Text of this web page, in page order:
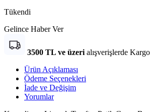
Tükendi
Gelince Haber Ver
3500 TL ve üzeri alışverişlerde Kargo
Ürün Açıklaması
Ödeme Seçenekleri
İade ve Değişim
Yorumlar